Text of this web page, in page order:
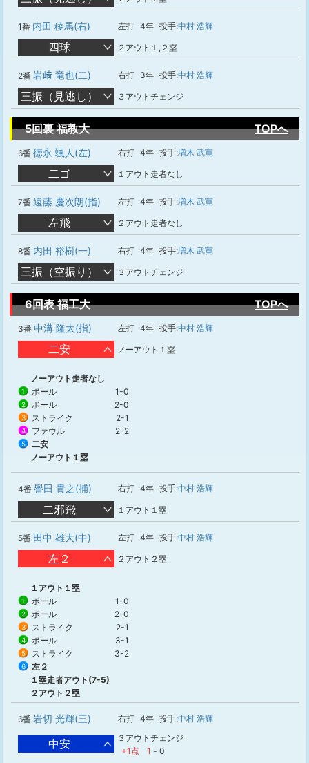
1番 内田 稜馬(右) 左打 4年 投手:中村 浩輝
四球 ２アウト１,２塁
2番 岩﨑 竜也(二) 右打 3年 投手:中村 浩輝
三振（見逃し） ３アウトチェンジ
5回裏 福教大 TOPへ
6番 徳永 颯人(左) 右打 4年 投手:増木 武寛
二ゴ １アウト走者なし
7番 遠藤 慶次朗(指) 左打 4年 投手:増木 武寛
左飛 ２アウト走者なし
8番 内田 裕樹(一) 右打 4年 投手:増木 武寛
三振（空振り） ３アウトチェンジ
6回表 福工大 TOPへ
3番 中溝 隆太(指) 左打 4年 投手:中村 浩輝
二安 ノーアウト１塁
ノーアウト走者なし
1 ボール 1-0
2 ボール 2-0
3 ストライク 2-1
4 ファウル 2-2
5
二安
ノーアウト１塁
4番 譽田 貴之(捕) 右打 4年 投手:中村 浩輝
二邪飛 １アウト１塁
5番 田中 雄大(中) 左打 4年 投手:中村 浩輝
左２ ２アウト２塁
１アウト１塁
1 ボール 1-0
2 ボール 2-0
3 ストライク 2-1
4 ボール 3-1
5 ストライク 3-2
6
左２
１塁走者アウト(7-5)
２アウト２塁
6番 岩切 光輝(三) 右打 4年 投手:中村 浩輝
中安
３アウトチェンジ
+1点
1 - 0